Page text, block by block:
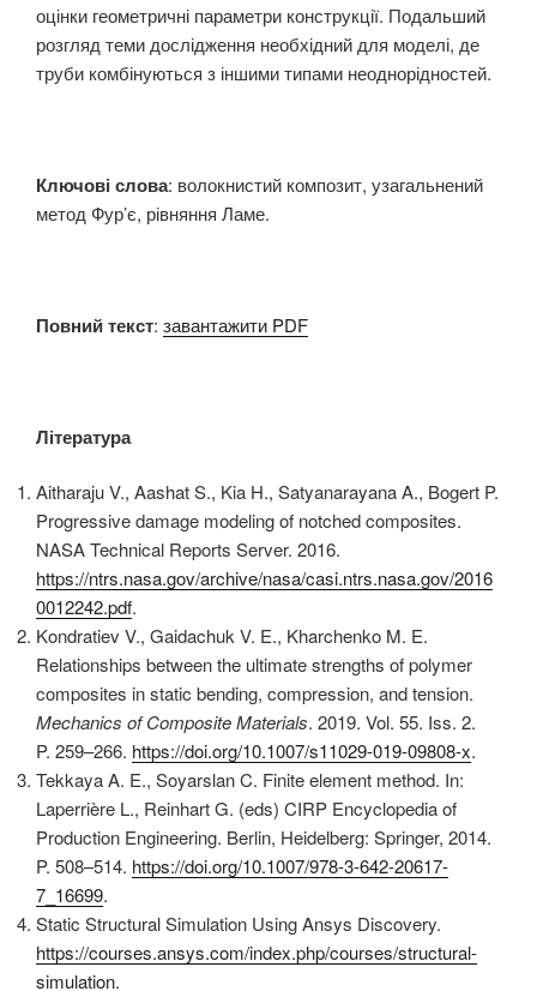
оцінки геометричні параметри конструкції. Подальший
розгляд теми дослідження необхідний для моделі, де
труби комбінуються з іншими типами неоднорідностей.
Ключові слова: волокнистий композит, узагальнений
метод Фур’є, рівняння Ламе.
Повний текст: завантажити PDF
Література
Aitharaju V., Aashat S., Kia H., Satyanarayana A., Bogert P.
Progressive damage modeling of notched composites.
NASA Technical Reports Server. 2016.
https://ntrs.nasa.gov/archive/nasa/casi.ntrs.nasa.gov/2016
0012242.pdf.
Kondratiev V., Gaidachuk V. E., Kharchenko M. E.
Relationships between the ultimate strengths of polymer
composites in static bending, compression, and tension.
Mechanics of Composite Materials. 2019. Vol. 55. Iss. 2.
P. 259–266. https://doi.org/10.1007/s11029-019-09808-x.
Tekkaya A. E., Soyarslan C. Finite element method. In:
Laperrière L., Reinhart G. (eds) CIRP Encyclopedia of
Production Engineering. Berlin, Heidelberg: Springer, 2014.
P. 508–514. https://doi.org/10.1007/978-3-642-20617-
7_16699.
Static Structural Simulation Using Ansys Discovery.
https://courses.ansys.com/index.php/courses/structural-
simulation.